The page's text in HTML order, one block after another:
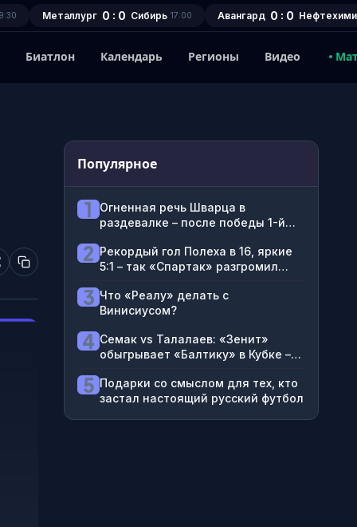
Металлург 0 : 0 Сибирь 17:00 Авангард 0 : 0
Биатлон Календарь Регионы Видео
Популярное
1
Огненная речь Шварца в
раздевалке – после победы 1-й
2 Рекордый гол Полеха в 16, яркие
5:1 – так «Спартак» разгромил
3 Что «Реалу» делать с
Винисиусом?
4 Семак vs Талалаев: «Зенит»
обыгрывает «Балтику» в Кубке –
ТВ» на ВидеоСпортсе’‘
5 Подарки со смыслом для тех, кто
застал настоящий русский футбол